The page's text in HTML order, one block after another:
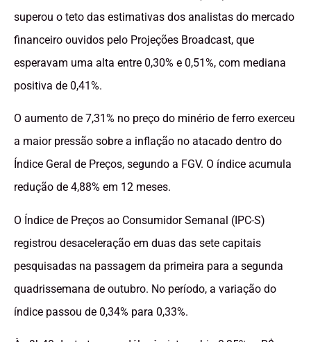
superou o teto das estimativas dos analistas do mercado
financeiro ouvidos pelo Projeções Broadcast, que
esperavam uma alta entre 0,30% e 0,51%, com mediana
positiva de 0,41%.
O aumento de 7,31% no preço do minério de ferro exerceu
a maior pressão sobre a inflação no atacado dentro do
Índice Geral de Preços, segundo a FGV. O índice acumula
redução de 4,88% em 12 meses.
O Índice de Preços ao Consumidor Semanal (IPC-S)
registrou desaceleração em duas das sete capitais
pesquisadas na passagem da primeira para a segunda
quadrissemana de outubro. No período, a variação do
índice passou de 0,34% para 0,33%.